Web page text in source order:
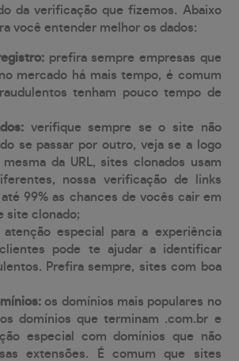
da verificação que fizemos. Abaixo
você entender melhor os dados:
prefira sempre empresas que
mercado há mais tempo, é comum
tenham pouco tempo de
verifique sempre se o site não
se passar por outro, veja se a logo
da URL, sites clonados usam
nossa verificação de links
99% as chances de vocês cair em
site clonado;
atenção especial para a experiência
pode te ajudar a identificar
Prefira sempre, sites com boa
os domínios mais populares no
domínios que terminam .com.br e
especial com domínios que não
extensões. É comum que sites